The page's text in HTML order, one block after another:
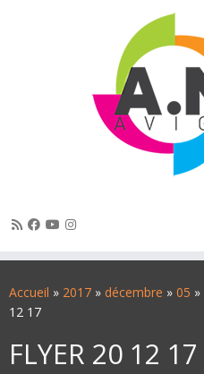
au
contenu
Accueil » 2017 » décembre » 05 »
12 17
FLYER 20 12 17